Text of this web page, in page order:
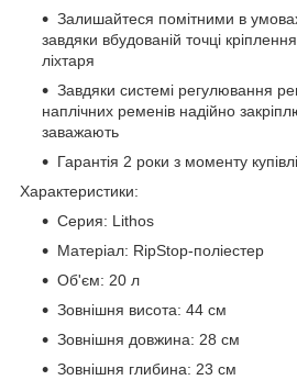
Залишайтеся помітними в
завдяки вбудованій точці
ліхтаря
Завдяки системі регулювання
наплічних ременів надійно
заважають
Гарантія 2 роки з моменту
Характеристики:
Серия: Lithos
Матеріал: RipStop-поліестер
Об'єм: 20 л
Зовнішня висота: 44 см
Зовнішня довжина: 28 см
Зовнішня глибина: 23 см